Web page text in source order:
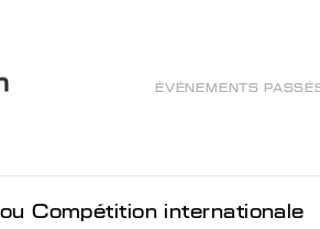
ÉVÉNEMENTS
Compétition internationale